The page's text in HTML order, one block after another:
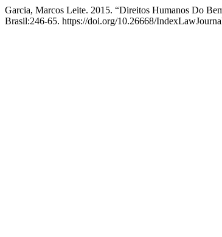
Garcia, Marcos Leite. 2015. “Direitos Humanos Do
Brasil:246-65. https://doi.org/10.26668/